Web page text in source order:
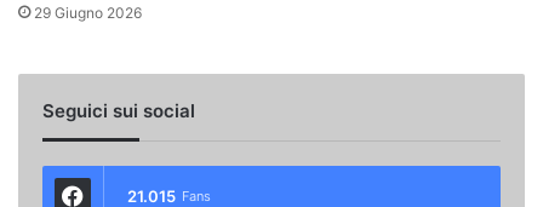
29 Giugno 2026
Seguici sui social
21.015 Fans